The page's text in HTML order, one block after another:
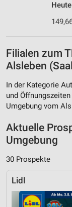
Filialen zum
Alsleben
In der Kategorie
und
Umgebung vom
Aktuelle
Umgebung
30 Prospekte
Lidl